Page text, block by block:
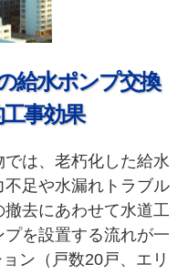
給水ポンプ交換
事効果
は、老朽化した給水
足や水漏れトラブル
去にあわせて水道工
を設置する流れが一
ン（戸数20戸、エリ